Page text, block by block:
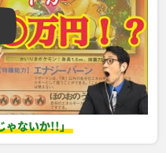
￥11,000
ラジオ SM4S
050 SR
￥11,000
ブルーの探索 SM9b
061/054 SR
￥9,900
ロナ＆カトレア
106/095 SR
ボスの指令 サカキ
レトク】トレカの宅配買取サ
ゃないか!!」